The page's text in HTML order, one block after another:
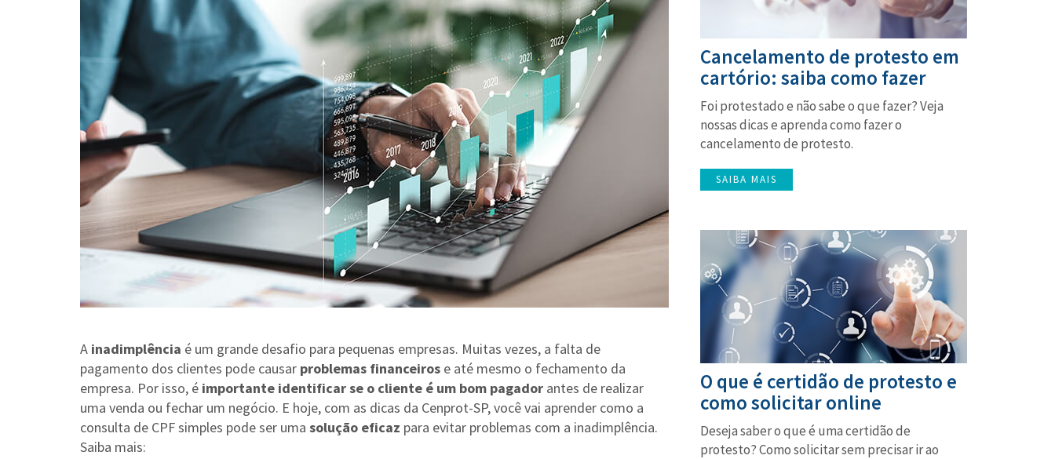
A inadimplência é um grande desafio para pequenas empresas. Muitas vezes, a falta de
pagamento dos clientes pode causar problemas financeiros e até mesmo o fechamento da
empresa. Por isso, é importante identificar se o cliente é um bom pagador antes de realizar
uma venda ou fechar um negócio. E hoje, com as dicas da Cenprot-SP, você vai aprender como a
consulta de CPF simples pode ser uma solução eficaz para evitar problemas com a inadimplência.
Saiba mais:
Cancelamento de protesto em
cartório: saiba como fazer
Foi protestado e não sabe o que fazer? Veja
nossas dicas e aprenda como fazer o
cancelamento de protesto.
SAIBA MAIS
O que é certidão de protesto e
como solicitar online
Deseja saber o que é uma certidão de
protesto? Como solicitar sem precisar ir ao